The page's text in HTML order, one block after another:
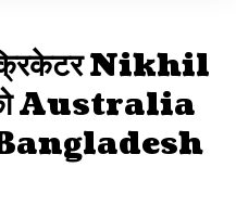
Nikhil
Australia
Bangladesh